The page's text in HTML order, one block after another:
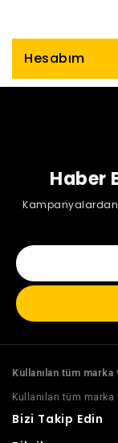
Hesabım
Haber
Kullanılan tüm
Kullanılan tüm
Bizi Takip Edin